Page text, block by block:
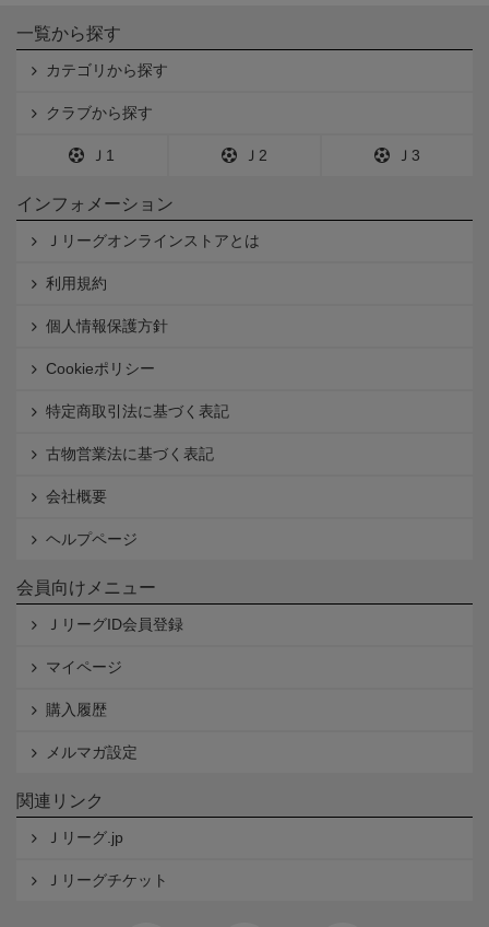
一覧から探す
カテゴリから探す
クラブから探す
Ｊ1 Ｊ2 Ｊ3
インフォメーション
Ｊリーグオンラインストアとは
利用規約
個人情報保護方針
Cookieポリシー
特定商取引法に基づく表記
古物営業法に基づく表記
会社概要
ヘルプページ
会員向けメニュー
ＪリーグID会員登録
マイページ
購入履歴
メルマガ設定
関連リンク
Ｊリーグ.jp
Ｊリーグチケット